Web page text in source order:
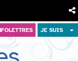
JE SUIS